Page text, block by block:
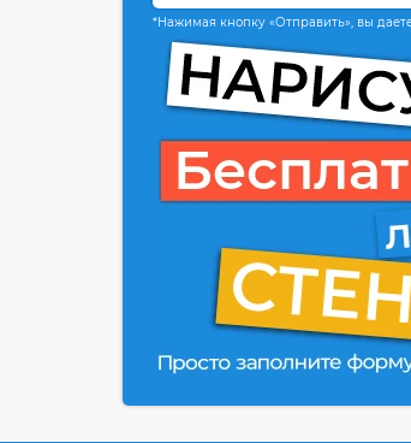
*Нажимая кнопку «Отправить», вы